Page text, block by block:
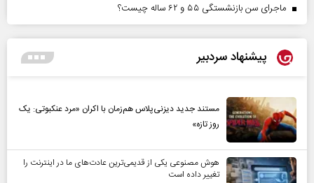
ماجرای سن بازنشستگی ۵۵ و ۶۲ ساله چیست؟
پیشنهاد سردبیر
مستند جدید دیزنی‌پلاس هم‌زمان با اکران «مرد عنکبوتی: یک
روز تازه»
هوش مصنوعی یکی از قدیمی‌ترین عادت‌های ما در اینترنت را
تغییر داده است